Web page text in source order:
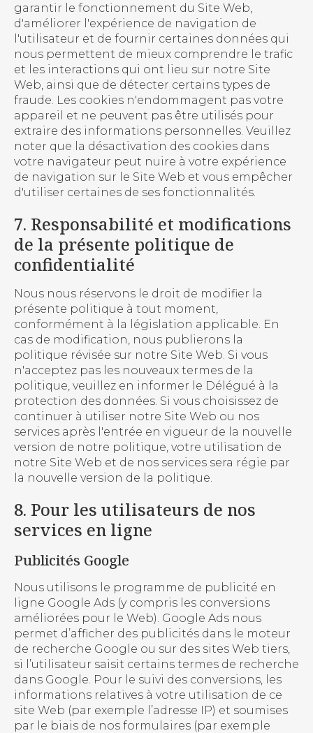
garantir le fonctionnement du Site Web,
d'améliorer l'expérience de navigation de
l'utilisateur et de fournir certaines données qui
nous permettent de mieux comprendre le trafic
et les interactions qui ont lieu sur notre Site
Web, ainsi que de détecter certains types de
fraude. Les cookies n'endommagent pas votre
appareil et ne peuvent pas être utilisés pour
extraire des informations personnelles. Veuillez
noter que la désactivation des cookies dans
votre navigateur peut nuire à votre expérience
de navigation sur le Site Web et vous empêcher
d'utiliser certaines de ses fonctionnalités.
7. Responsabilité et modifications
de la présente politique de
confidentialité
Nous nous réservons le droit de modifier la
présente politique à tout moment,
conformément à la législation applicable. En
cas de modification, nous publierons la
politique révisée sur notre Site Web. Si vous
n'acceptez pas les nouveaux termes de la
politique, veuillez en informer le Délégué à la
protection des données. Si vous choisissez de
continuer à utiliser notre Site Web ou nos
services après l'entrée en vigueur de la nouvelle
version de notre politique, votre utilisation de
notre Site Web et de nos services sera régie par
la nouvelle version de la politique.
8. Pour les utilisateurs de nos
services en ligne
Publicités Google
Nous utilisons le programme de publicité en
ligne Google Ads (y compris les conversions
améliorées pour le Web). Google Ads nous
permet d’afficher des publicités dans le moteur
de recherche Google ou sur des sites Web tiers,
si l’utilisateur saisit certains termes de recherche
dans Google. Pour le suivi des conversions, les
informations relatives à votre utilisation de ce
site Web (par exemple l’adresse IP) et soumises
par le biais de nos formulaires (par exemple